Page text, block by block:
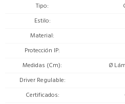
Tipo
Estilo
Material
Protección IP
Medidas (Cm)
Ø
Driver Regulable
Certificados